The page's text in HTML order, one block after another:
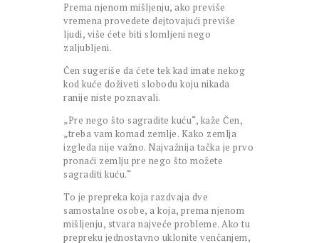
Prema njenom mišljenju, ako previše
vremena provedete dejtovajući previše
ljudi, više ćete biti slomljeni nego
zaljubljeni.
Čen sugeriše da ćete tek kad imate nekog
kod kuće doživeti slobodu koju nikada
ranije niste poznavali.
„Pre nego što sagradite kuću“, kaže Čen,
„treba vam komad zemlje. Kako zemlja
izgleda nije važno. Najvažnija tačka je prvo
pronaći zemlju pre nego što možete
sagraditi kuću.“
To je prepreka koja razdvaja dve
samostalne osobe, a koja, prema njenom
mišljenju, stvara najveće probleme. Ako tu
prepreku jednostavno uklonite venčanjem,